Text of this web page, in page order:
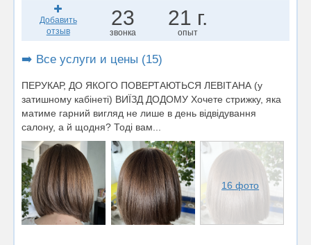
Добавить
отзыв
23
звонка
21 г.
опыт
➡️ Все услуги и цены (15)
ПЕРУКАР, ДО ЯКОГО ПОВЕРТАЮТЬСЯ ЛЕВІТАНА (у
затишному кабінеті) ВИЇЗД ДОДОМУ Хочете стрижку, яка
матиме гарний вигляд не лише в день відвідування
салону, а й щодня? Тоді вам...
16 фото